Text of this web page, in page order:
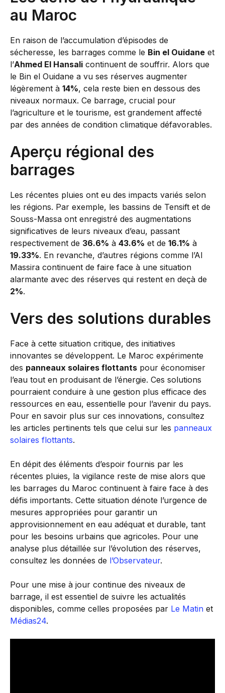
au Maroc
En raison de l’accumulation d’épisodes de
sécheresse, les barrages comme le Bin el Ouidane et
l’Ahmed El Hansali continuent de souffrir. Alors que
le Bin el Ouidane a vu ses réserves augmenter
légèrement à 14%, cela reste bien en dessous des
niveaux normaux. Ce barrage, crucial pour
l’agriculture et le tourisme, est grandement affecté
par des années de condition climatique défavorables.
Aperçu régional des
barrages
Les récentes pluies ont eu des impacts variés selon
les régions. Par exemple, les bassins de Tensift et de
Souss-Massa ont enregistré des augmentations
significatives de leurs niveaux d’eau, passant
respectivement de 36.6% à 43.6% et de 16.1% à
19.33%. En revanche, d’autres régions comme l’Al
Massira continuent de faire face à une situation
alarmante avec des réserves qui restent en deçà de
2%.
Vers des solutions durables
Face à cette situation critique, des initiatives
innovantes se développent. Le Maroc expérimente
des panneaux solaires flottants pour économiser
l’eau tout en produisant de l’énergie. Ces solutions
pourraient conduire à une gestion plus efficace des
ressources en eau, essentielle pour l’avenir du pays.
Pour en savoir plus sur ces innovations, consultez
les articles pertinents tels que celui sur les panneaux
solaires flottants.
En dépit des éléments d’espoir fournis par les
récentes pluies, la vigilance reste de mise alors que
les barrages du Maroc continuent à faire face à des
défis importants. Cette situation dénote l’urgence de
mesures appropriées pour garantir un
approvisionnement en eau adéquat et durable, tant
pour les besoins urbains que agricoles. Pour une
analyse plus détaillée sur l’évolution des réserves,
consultez les données de l’Observateur.
Pour une mise à jour continue des niveaux de
barrage, il est essentiel de suivre les actualités
disponibles, comme celles proposées par Le Matin et
Médias24.